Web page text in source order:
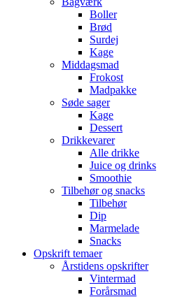
Boller
Brød
Surdej
Kage
Middagsmad
Frokost
Madpakke
Søde sager
Kage
Dessert
Drikkevarer
Alle drikke
Juice og drinks
Smoothie
Tilbehør og snacks
Tilbehør
Dip
Marmelade
Snacks
Opskrift temaer
Årstidens opskrifter
Vintermad
Forårsmad